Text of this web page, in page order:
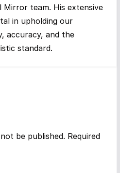
team. His extensive
in upholding our
accuracy, and the
standard.
be published. Required